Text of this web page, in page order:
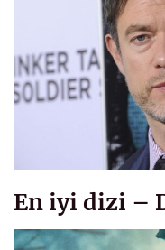
En iyi dizi –